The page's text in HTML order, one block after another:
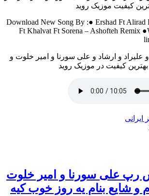
کیفیت موزیک روید
Download New Song By :● Ershad Ft Alirad
Ft Khalvat Ft Sorena – Ashofteh Remix
علیراد و ارشاد و علی سورنا و امیر خلوت و
بهترین کیفیت در موزیک روید
ایرانی
رپ علی سورنا و امیر خلوت
و شایع بنام یه روز خوب کیه